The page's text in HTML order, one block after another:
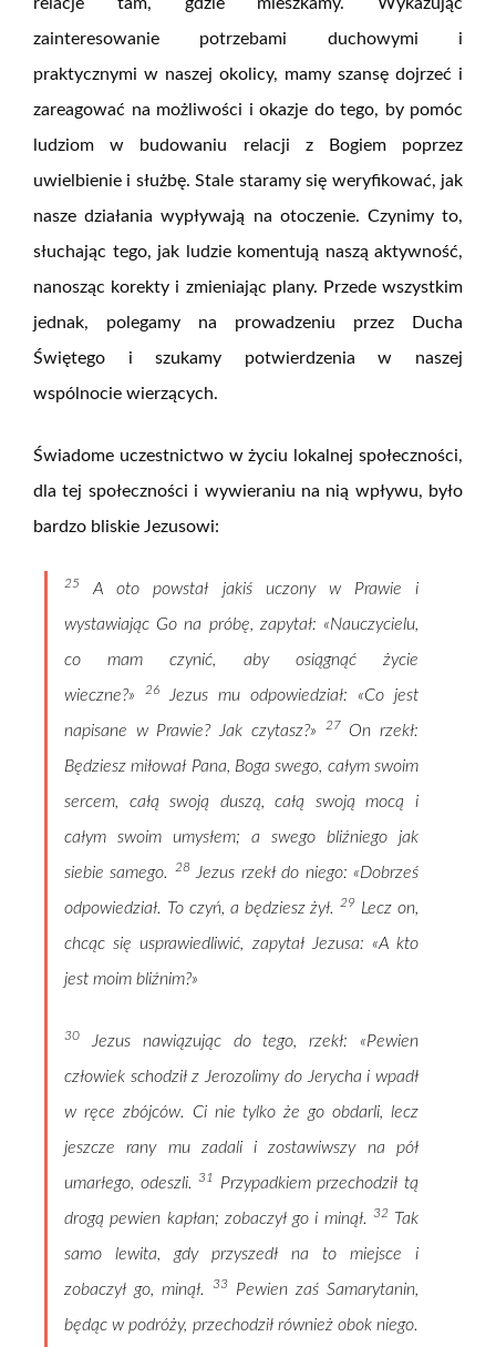
zainteresowanie potrzebami duchowymi i
praktycznymi w naszej okolicy, mamy szansę dojrzeć i
zareagować na możliwości i okazje do tego, by pomóc
ludziom w budowaniu relacji z Bogiem poprzez
uwielbienie i służbę. Stale staramy się weryfikować, jak
nasze działania wypływają na otoczenie. Czynimy to,
słuchając tego, jak ludzie komentują naszą aktywność,
nanosząc korekty i zmieniając plany. Przede wszystkim
jednak, polegamy na prowadzeniu przez Ducha
Świętego i szukamy potwierdzenia w naszej
wspólnocie wierzących.
Świadome uczestnictwo w życiu lokalnej społeczności,
dla tej społeczności i wywieraniu na nią wpływu, było
bardzo bliskie Jezusowi:
25
A oto powstał jakiś uczony w Prawie i
wystawiając Go na próbę, zapytał: «Nauczycielu,
co mam czynić, aby osiągnąć życie
wieczne?»
26
Jezus mu odpowiedział: «Co jest
napisane w Prawie? Jak czytasz?»
27
On rzekł:
Będziesz miłował Pana, Boga swego, całym swoim
sercem, całą swoją duszą, całą swoją mocą i
całym swoim umysłem; a swego bliźniego jak
siebie samego.
28
Jezus rzekł do niego: «Dobrześ
odpowiedział. To czyń, a będziesz żył.29 Lecz on,
chcąc się usprawiedliwić, zapytał Jezusa: «A kto
jest moim bliźnim?»
30
Jezus nawiązując do tego, rzekł: «Pewien
człowiek schodził z Jerozolimy do Jerycha i wpadł
w ręce zbójców. Ci nie tylko że go obdarli, lecz
jeszcze rany mu zadali i zostawiwszy na pół
umarłego, odeszli.
31
Przypadkiem przechodził tą
drogą pewien kapłan; zobaczył go i minął. 32 Tak
samo lewita, gdy przyszedł na to miejsce i
zobaczył go, minął.
33
Pewien zaś Samarytanin,
będąc w podróży, przechodził również obok niego.